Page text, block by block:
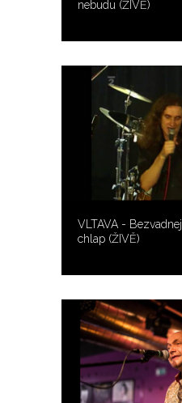
nebudu (ŽIVĚ)
VLTAVA - Bezvadnej
chlap (ŽIVĚ)